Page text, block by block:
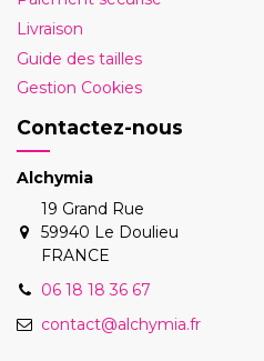
Livraison
Guide des tailles
Gestion Cookies
Contactez-nous
Alchymia
19 Grand Rue
59940 Le Doulieu
FRANCE
06 18 18 36 67
contact@alchymia.fr